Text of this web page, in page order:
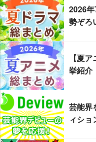
2026
勢ぞろ
【夏
挙紹介
芸能界
ィシ